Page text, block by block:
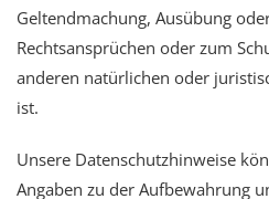
Geltendmachung, Ausübung
Rechtsansprüchen oder zum
anderen natürlichen oder
ist.
Unsere Datenschutzhinweise
Angaben zu der Aufbewahrung